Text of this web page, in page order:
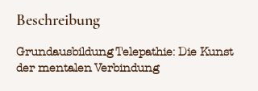
Beschreibung
Grundausbildung Telepathie: Die Kunst
der mentalen Verbindung